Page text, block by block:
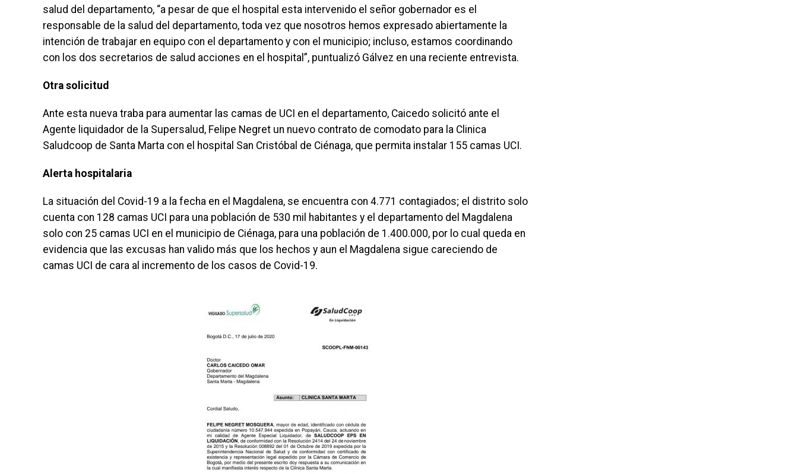
salud del departamento, “a pesar de que el hospital esta intervenido el señor gobernador es el
responsable de la salud del departamento, toda vez que nosotros hemos expresado abiertamente la
intención de trabajar en equipo con el departamento y con el municipio; incluso, estamos coordinando
con los dos secretarios de salud acciones en el hospital”, puntualizó Gálvez en una reciente entrevista.
Otra solicitud
Ante esta nueva traba para aumentar las camas de UCI en el departamento, Caicedo solicitó ante el
Agente liquidador de la Supersalud, Felipe Negret un nuevo contrato de comodato para la Clinica
Saludcoop de Santa Marta con el hospital San Cristóbal de Ciénaga, que permita instalar 155 camas UCI.
Alerta hospitalaria
La situación del Covid-19 a la fecha en el Magdalena, se encuentra con 4.771 contagiados; el distrito solo
cuenta con 128 camas UCI para una población de 530 mil habitantes y el departamento del Magdalena
solo con 25 camas UCI en el municipio de Ciénaga, para una población de 1.400.000, por lo cual queda en
evidencia que las excusas han valido más que los hechos y aun el Magdalena sigue careciendo de
camas UCI de cara al incremento de los casos de Covid-19.